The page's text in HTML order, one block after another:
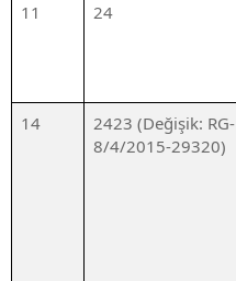
11 24
14
2423 (Değişik: RG-
8/4/2015-29320)